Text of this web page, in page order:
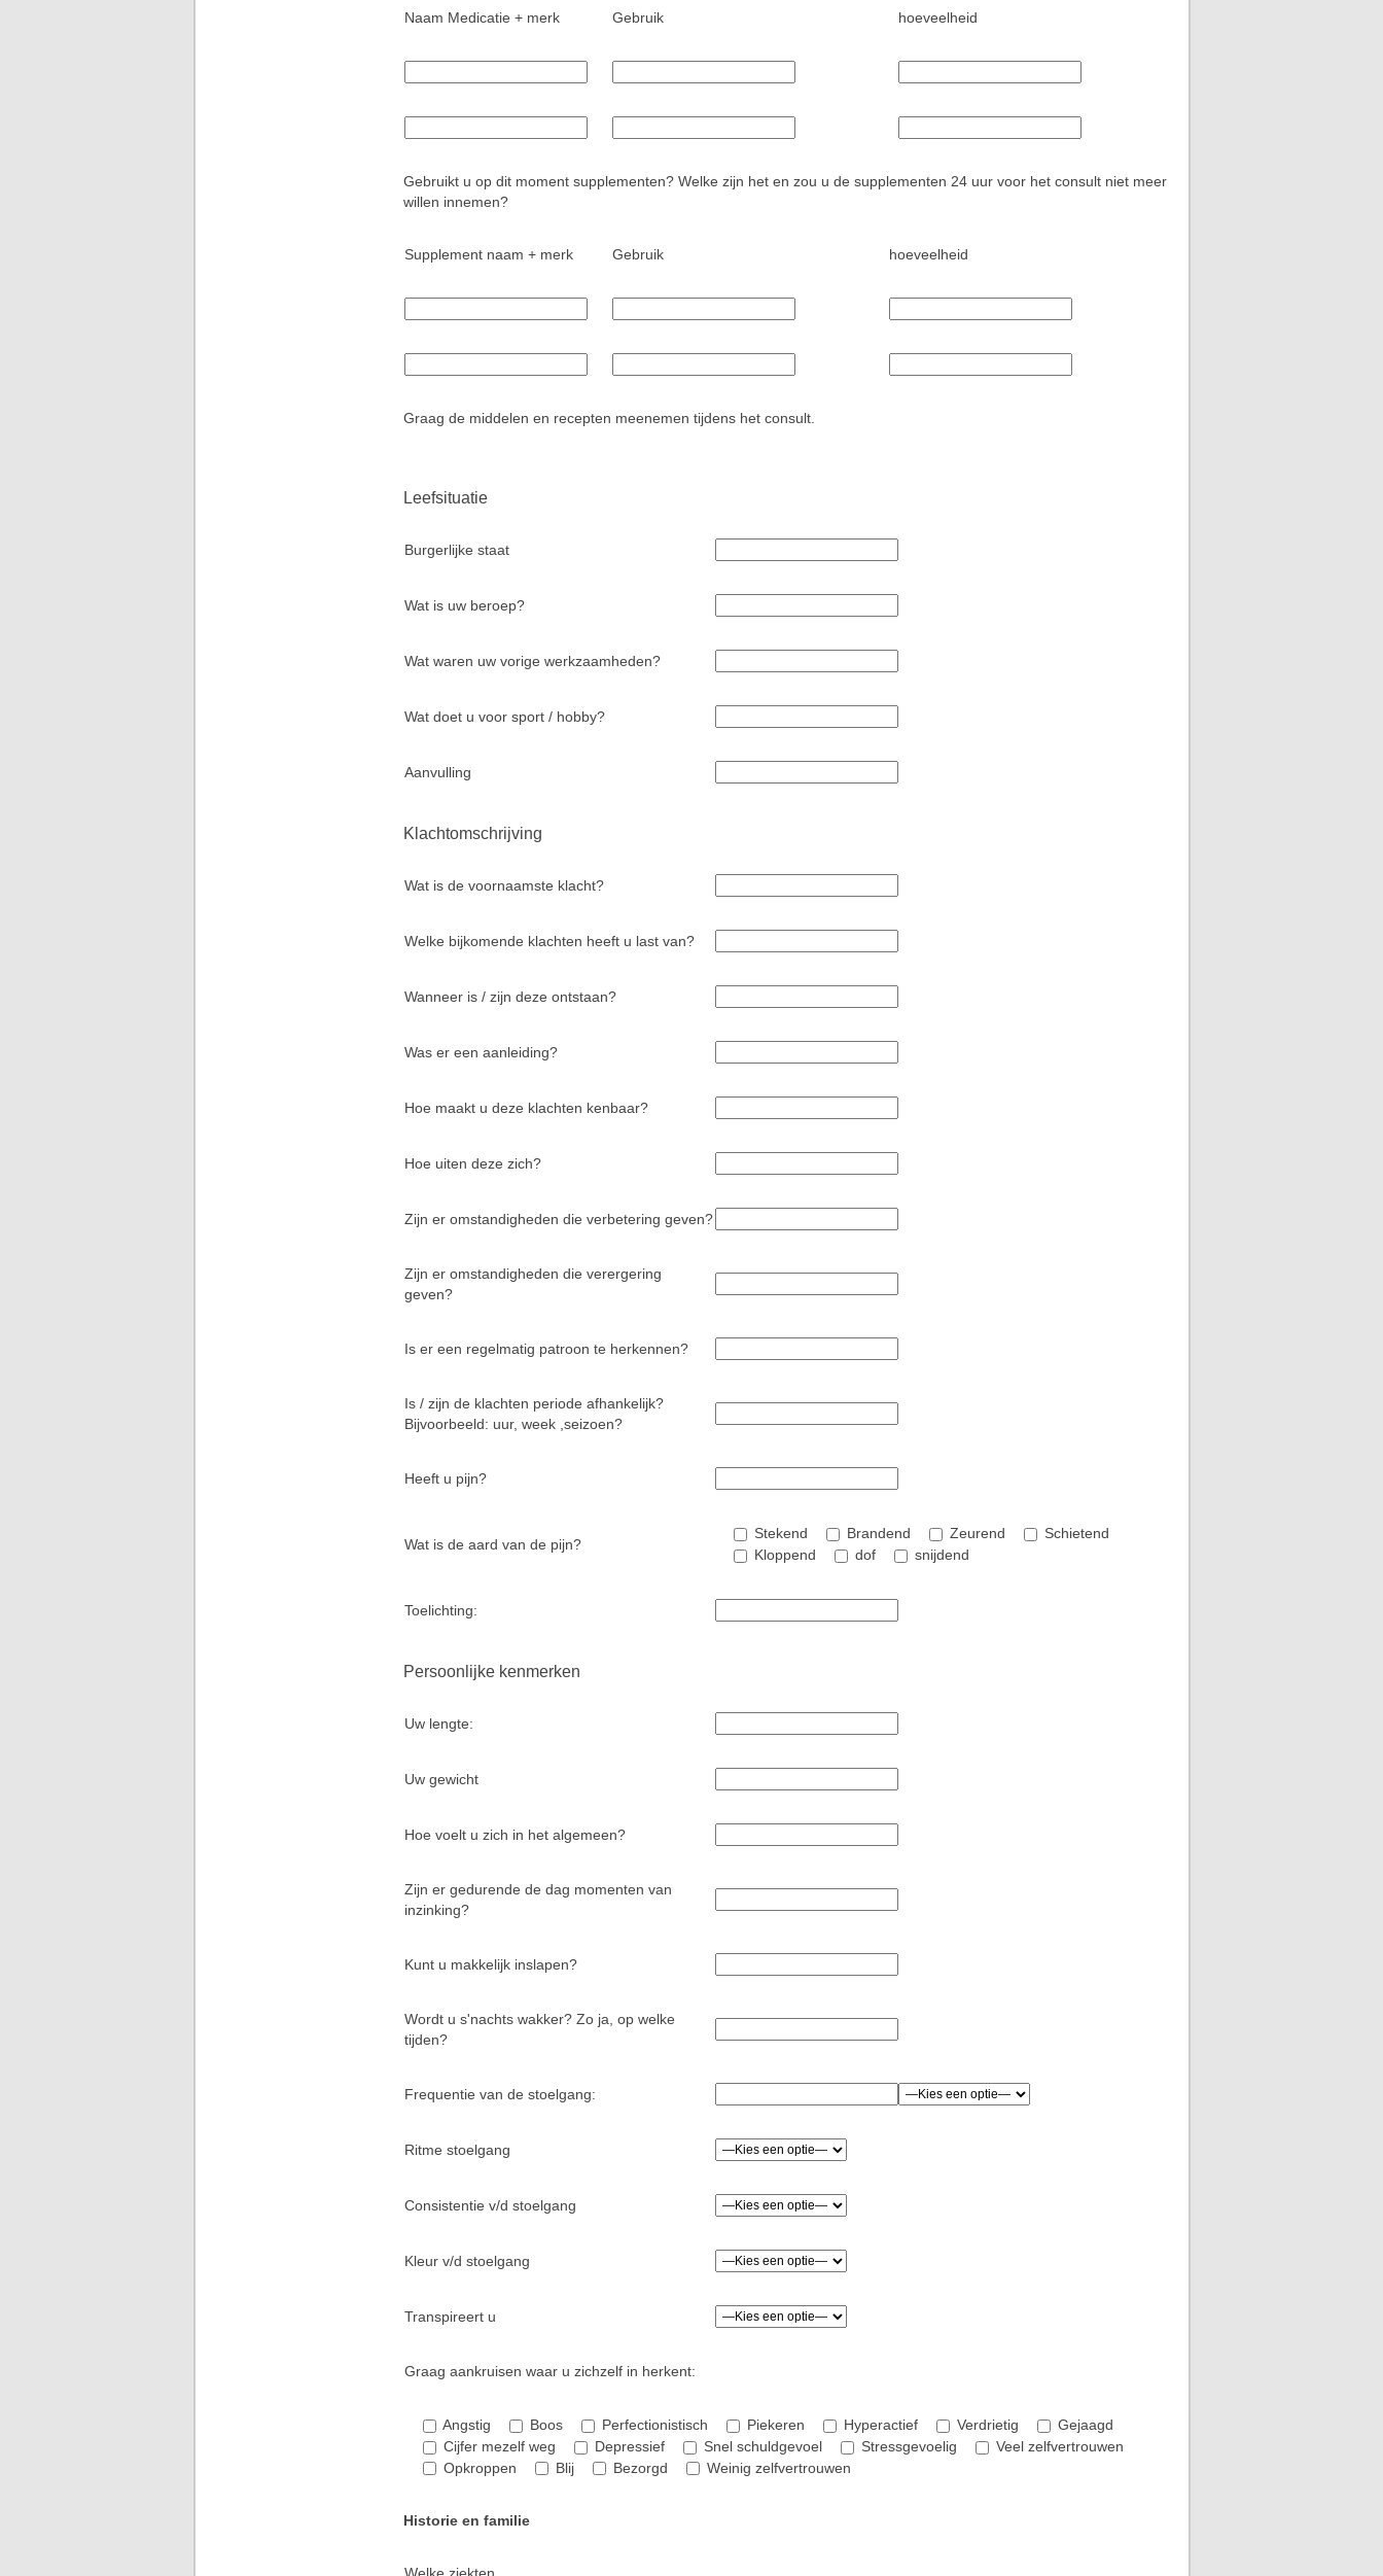
Naam Medicatie + merk Gebruik hoeveelheid
Gebruikt u op dit moment supplementen? Welke zijn het en zou u de supplementen 24 uur voor het consult niet meer
willen innemen?
Supplement naam + merk Gebruik hoeveelheid
Graag de middelen en recepten meenemen tijdens het consult.
Leefsituatie
Burgerlijke staat
Wat is uw beroep?
Wat waren uw vorige werkzaamheden?
Wat doet u voor sport / hobby?
Aanvulling
Klachtomschrijving
Wat is de voornaamste klacht?
Welke bijkomende klachten heeft u last van?
Wanneer is / zijn deze ontstaan?
Was er een aanleiding?
Hoe maakt u deze klachten kenbaar?
Hoe uiten deze zich?
Zijn er omstandigheden die verbetering geven?
Zijn er omstandigheden die verergering
geven?
Is er een regelmatig patroon te herkennen?
Is / zijn de klachten periode afhankelijk?
Bijvoorbeeld: uur, week ,seizoen?
Heeft u pijn?
Wat is de aard van de pijn?
Stekend Brandend Zeurend
Schietend
Kloppend
dof snijdend
Toelichting:
Persoonlijke kenmerken
Uw lengte:
Uw gewicht
Hoe voelt u zich in het algemeen?
Zijn er gedurende de dag momenten van
inzinking?
Kunt u makkelijk inslapen?
Wordt u s'nachts wakker? Zo ja, op welke
tijden?
Frequentie van de stoelgang:
Ritme stoelgang
Consistentie v/d stoelgang
Kleur v/d stoelgang
Transpireert u
Graag aankruisen waar u zichzelf in herkent:
Angstig Boos Perfectionistisch Piekeren Hyperactief Verdrietig
Gejaagd
Cijfer mezelf weg
Depressief Snel schuldgevoel Stressgevoelig
Veel zelfvertrouwen
Opkroppen
Blij Bezorgd Weinig zelfvertrouwen
Historie en familie